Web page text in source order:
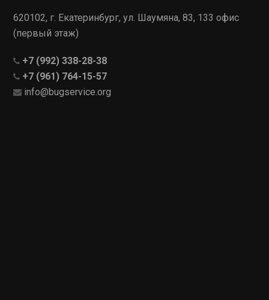
620102, г. Екатеринбург, ул. Шаумяна, 83, 133 офис
(первый этаж)
+7 (992) 338-28-38
+7 (961) 764-15-57
info@bugservice.org